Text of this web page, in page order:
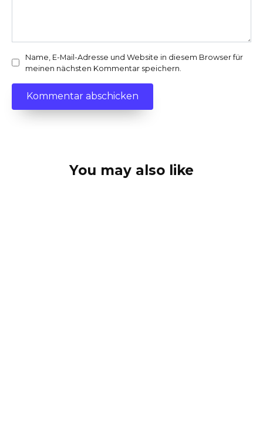
Name, E-Mail-Adresse und Website in diesem Browser für
meinen nächsten Kommentar speichern.
You may also like